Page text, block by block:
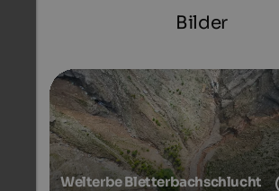
Bilder
Welterbe Bletterbachschlucht